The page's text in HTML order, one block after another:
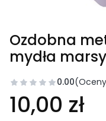
Ozdobna
mydła
0.00
10,00 zł